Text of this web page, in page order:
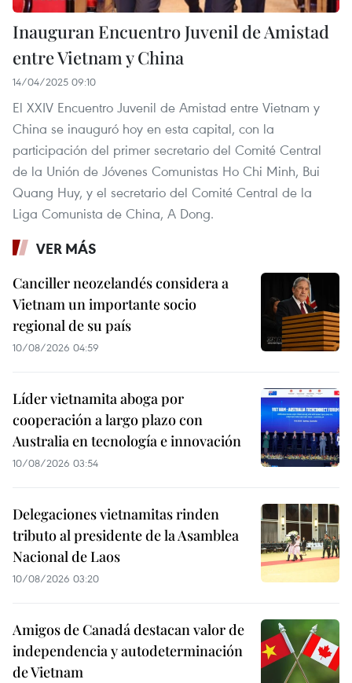
Inauguran Encuentro Juvenil de Amistad
entre Vietnam y China
14/04/2025 09:10
El XXIV Encuentro Juvenil de Amistad entre Vietnam y
China se inauguró hoy en esta capital, con la
participación del primer secretario del Comité Central
de la Unión de Jóvenes Comunistas Ho Chi Minh, Bui
Quang Huy, y el secretario del Comité Central de la
Liga Comunista de China, A Dong.
VER MÁS
Canciller neozelandés considera a
Vietnam un importante socio
regional de su país
10/08/2026 04:59
Líder vietnamita aboga por
cooperación a largo plazo con
Australia en tecnología e innovación
10/08/2026 03:54
Delegaciones vietnamitas rinden
tributo al presidente de la Asamblea
Nacional de Laos
10/08/2026 03:20
Amigos de Canadá destacan valor de
independencia y autodeterminación
de Vietnam